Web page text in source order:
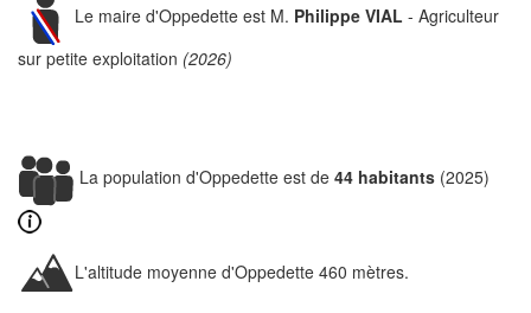
Le maire d'Oppedette est M. Philippe VIAL - Agriculteur
sur petite exploitation (2026)
La population d'Oppedette est de 44 habitants (2025)
L'altitude moyenne d'Oppedette 460 mètres.